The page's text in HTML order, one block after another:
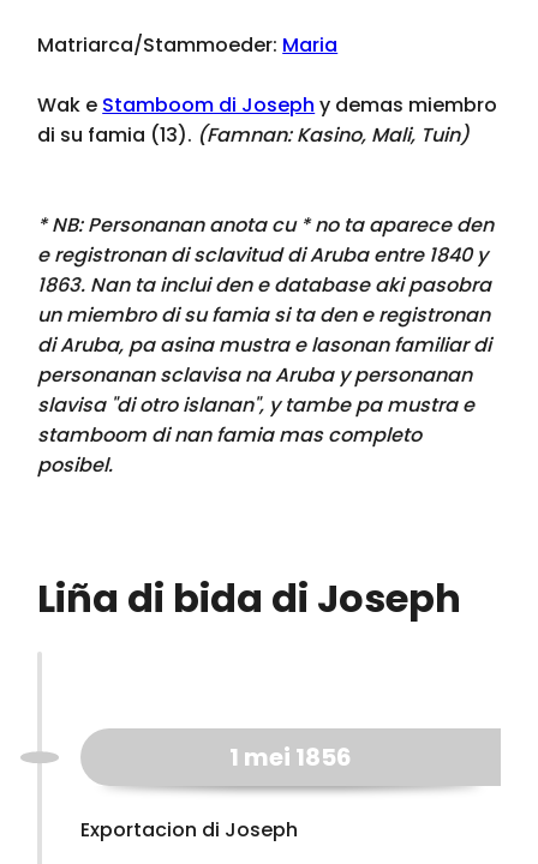
Matriarca/Stammoeder: Maria
Wak e Stamboom di Joseph y demas miembro
di su famia (13). (Famnan:Kasino, Mali, Tuin)
* NB: Personanan anota cu * no ta aparece den
e registronan di sclavitud di Aruba entre 1840 y
1863. Nan ta inclui den e database aki pasobra
un miembro di su famia si ta den e registronan
di Aruba, pa asina mustra e lasonan familiar di
personanan sclavisa na Aruba y personanan
slavisa "di otro islanan", y tambe pa mustra e
stamboom di nan famia mas completo
posibel.
Liña di bida di Joseph
1 mei 1856
Exportacion di Joseph